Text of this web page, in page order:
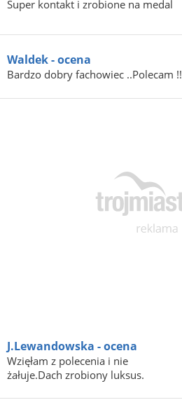
Super kontakt i zrobione na medal
Waldek - ocena
Bardzo dobry fachowiec ..Polecam !!
J.Lewandowska - ocena
Wzięłam z polecenia i nie
żałuje.Dach zrobiony luksus.